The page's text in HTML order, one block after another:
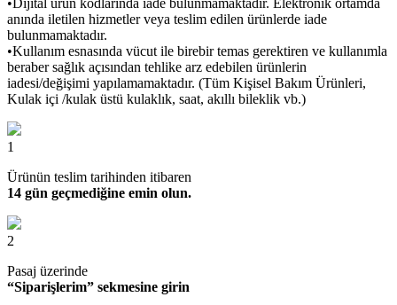
•Dijital ürün kodlarında iade bulunmamaktadır. Elektronik ortamda
anında iletilen hizmetler veya teslim edilen ürünlerde iade
bulunmamaktadır.
•Kullanım esnasında vücut ile birebir temas gerektiren ve kullanımla
beraber sağlık açısından tehlike arz edebilen ürünlerin
iadesi/değişimi yapılamamaktadır. (Tüm Kişisel Bakım Ürünleri,
Kulak içi /kulak üstü kulaklık, saat, akıllı bileklik vb.)
1
Ürünün teslim tarihinden itibaren
14 gün geçmediğine emin olun.
2
Pasaj üzerinde
“Siparişlerim” sekmesine girin